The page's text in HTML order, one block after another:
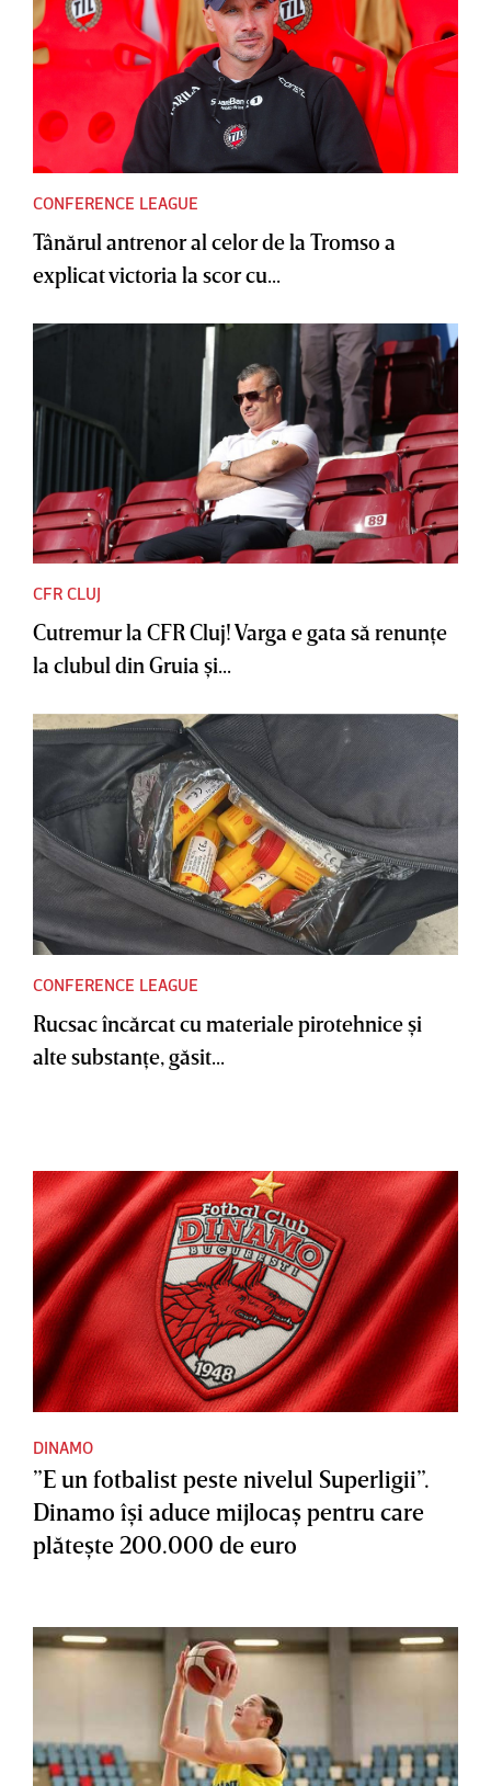
CONFERENCE LEAGUE
Tânărul antrenor al celor de la Tromso a
explicat victoria la scor cu...
CFR CLUJ
Cutremur la CFR Cluj! Varga e gata să renunţe
la clubul din Gruia şi...
CONFERENCE LEAGUE
Rucsac încărcat cu materiale pirotehnice şi
alte substanţe, găsit...
DINAMO
”E un fotbalist peste nivelul Superligii”.
Dinamo îşi aduce mijlocaş pentru care
plăteşte 200.000 de euro